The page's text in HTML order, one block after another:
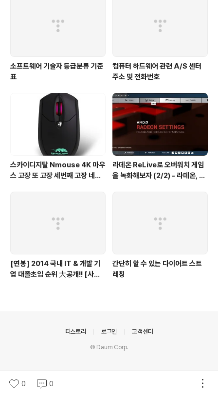
aphic Driver, Shadow Play,
Radeon Software Crimso
소프트웨어 기술자 등급분류 기준
표
컴퓨터 하드웨어 관련 A/S 센터
주소 및 전화번호
스카이디지탈 Nmouse 4K 마우
스 고장 또 고장 세번째 고장 네개
라데온 ReLive로 오버워치 게임
을 녹화해보자 (2/2) - 라데온, 암
aphic Driver, Shadow Play,
Radeon Software Crimso
[연봉] 2014 국내 IT & 개발 기
업 대졸초임 순위 大공개!! [사람
간단히 할 수 있는 다이어트 스트
레칭
0 0
티스토리 로그인 고객센터
© Daum Corp.